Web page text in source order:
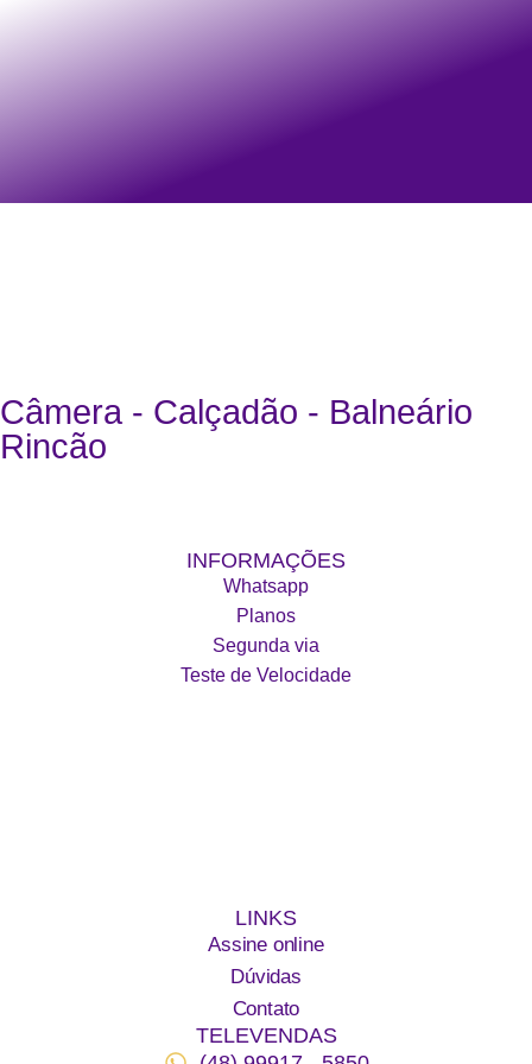
Câmera - Calçadão - Balneário
Rincão
INFORMAÇÕES
Whatsapp
Planos
Segunda via
Teste de Velocidade
LINKS
Assine online
Dúvidas
Contato
TELEVENDAS